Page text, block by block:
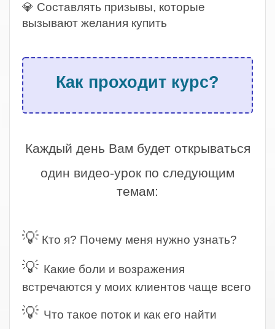
💎 Составлять призывы, которые
вызывают желания купить
Как проходит курс?
Каждый день Вам будет открываться
один видео-урок по следующим
темам:
💡 Кто я? Почему меня нужно узнать?
💡 Какие боли и возражения
встречаются у моих клиентов чаще всего
💡 Что такое поток и как его найти